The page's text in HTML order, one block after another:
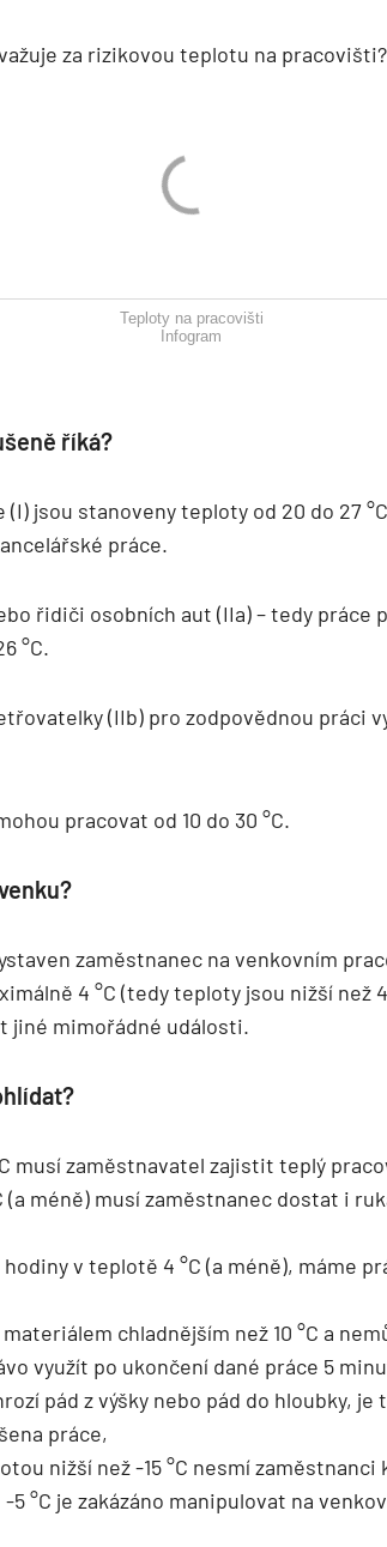
za rizikovou teplotu na pracovišti?
Teploty na pracovišti
Infogram
říká?
jsou stanoveny teploty od 20 do 27
práce.
řidiči osobních aut (IIa) – tedy práce
°C.
(IIb) pro zodpovědnou práci
pracovat od 10 do 30 °C.
zaměstnanec na venkovním
4 °C (tedy teploty jsou nižší než
jiné mimořádné události.
musí zaměstnavatel zajistit teplý
(a méně) musí zaměstnanec dostat i
v teplotě 4 °C (a méně), máme
chladnějším než 10 °C a
využít po ukončení dané práce 5
pád z výšky nebo pád do hloubky, je
práce,
nižší než -15 °C nesmí zaměstnanci
5 °C je zakázáno manipulovat na